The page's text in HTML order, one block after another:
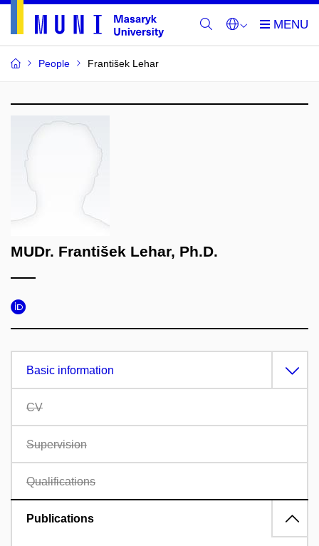
People František Lehar
MUDr. František Lehar, Ph.D.
Basic information
CV
Supervision
Qualifications
Publications